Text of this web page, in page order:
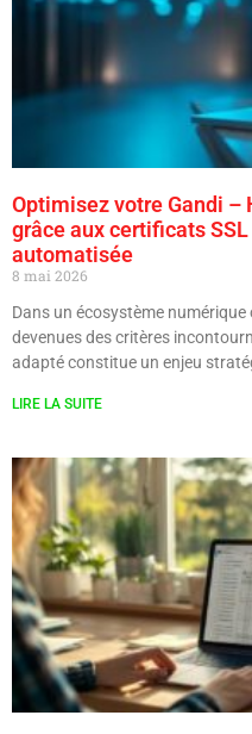
Optimisez votre Gandi –
grâce aux certificats
automatisée
8 mai 2026
Dans un écosystème
devenues des critères
adapté constitue un enjeu
LIRE LA SUITE